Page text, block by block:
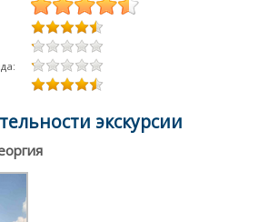
экскурсии